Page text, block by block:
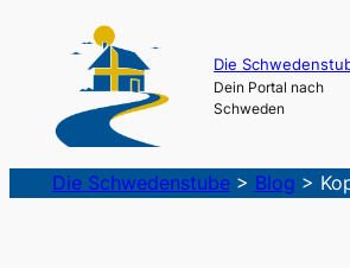
Die
Dein Portal nach
Schweden
Die Schwedenstube> Blog >